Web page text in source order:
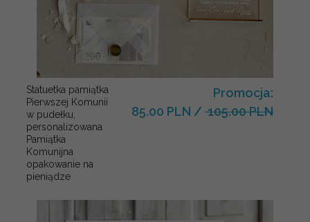
Statuetka pamiątka
Pierwszej Komunii
w pudełku,
personalizowana
Pamiątka
Komunijna
opakowanie na
pieniądze
Promocja:
85.00 PLN / 105.00 PLN